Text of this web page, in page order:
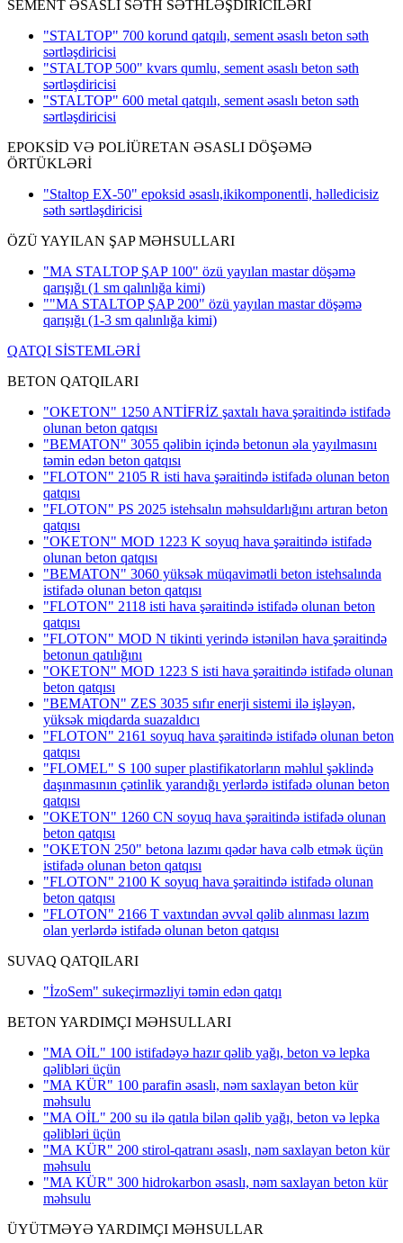
SEMENT ƏSASLI SƏTH SƏTHLƏŞDİRİCİLƏRİ
"STALTOP" 700 korund qatqılı, sement əsaslı beton səth
sərtləşdiricisi
"STALTOP 500" kvars qumlu, sement əsaslı beton səth
sərtləşdiricisi
"STALTOP" 600 metal qatqılı, sement əsaslı beton səth
sərtləşdiricisi
EPOKSİD VƏ POLİÜRETAN ƏSASLI DÖŞƏMƏ
ÖRTÜKLƏRİ
"Staltop EX-50" epoksid əsaslı,ikikomponentli, həlledicisiz
səth sərtləşdiricisi
ÖZÜ YAYILAN ŞAP MƏHSULLARI
"MA STALTOP ŞAP 100" özü yayılan mastar döşəmə
qarışığı (1 sm qalınlığa kimi)
""MA STALTOP ŞAP 200" özü yayılan mastar döşəmə
qarışığı (1-3 sm qalınlığa kimi)
QATQI SİSTEMLƏRİ
BETON QATQILARI
"OKETON" 1250 ANTİFRİZ şaxtalı hava şəraitində istifadə
olunan beton qatqısı
"BEMATON" 3055 qəlibin içində betonun əla yayılmasını
təmin edən beton qatqısı
"FLOTON" 2105 R isti hava şəraitində istifadə olunan beton
qatqısı
"FLOTON" PS 2025 istehsalın məhsuldarlığını artıran beton
qatqısı
"OKETON" MOD 1223 K soyuq hava şəraitində istifadə
olunan beton qatqısı
"BEMATON" 3060 yüksək müqavimətli beton istehsalında
istifadə olunan beton qatqısı
"FLOTON" 2118 isti hava şəraitində istifadə olunan beton
qatqısı
"FLOTON" MOD N tikinti yerində istənilən hava şəraitində
betonun qatılığını
"OKETON" MOD 1223 S isti hava şəraitində istifadə olunan
beton qatqısı
"BEMATON" ZES 3035 sıfır enerji sistemi ilə işləyən,
yüksək miqdarda suazaldıcı
"FLOTON" 2161 soyuq hava şəraitində istifadə olunan beton
qatqısı
"FLOMEL" S 100 super plastifikatorların məhlul şəklində
daşınmasının çətinlik yarandığı yerlərdə istifadə olunan beton
qatqısı
"OKETON" 1260 CN soyuq hava şəraitində istifadə olunan
beton qatqısı
"OKETON 250" betona lazımı qədər hava cəlb etmək üçün
istifadə olunan beton qatqısı
"FLOTON" 2100 K soyuq hava şəraitində istifadə olunan
beton qatqısı
"FLOTON" 2166 T vaxtından əvvəl qəlib alınması lazım
olan yerlərdə istifadə olunan beton qatqısı
SUVAQ QATQILARI
"İzoSem" sukeçirməzliyi təmin edən qatqı
BETON YARDIMÇI MƏHSULLARI
"MA OİL" 100 istifadəyə hazır qəlib yağı, beton və lepka
qəlibləri üçün
"MA KÜR" 100 parafin əsaslı, nəm saxlayan beton kür
məhsulu
"MA OİL" 200 su ilə qatıla bilən qəlib yağı, beton və lepka
qəlibləri üçün
"MA KÜR" 200 stirol-qatranı əsaslı, nəm saxlayan beton kür
məhsulu
"MA KÜR" 300 hidrokarbon əsaslı, nəm saxlayan beton kür
məhsulu
ÜYÜTMƏYƏ YARDIMÇI MƏHSULLAR